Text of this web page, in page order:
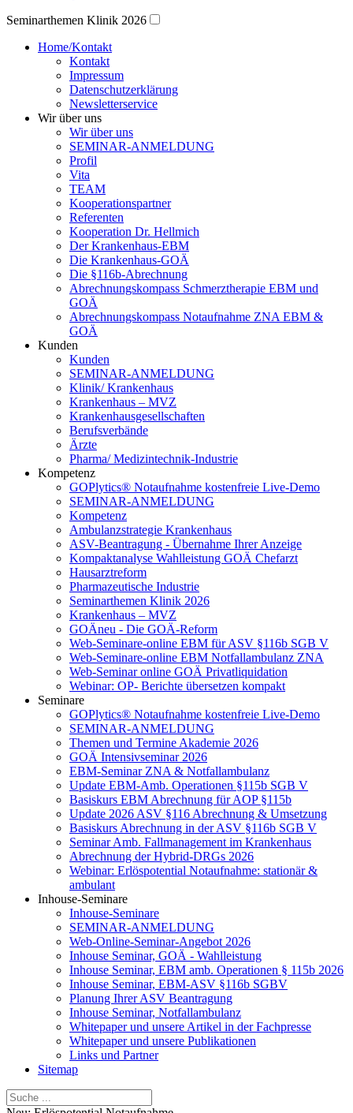
Seminarthemen Klinik 2026
Home/Kontakt
Kontakt
Impressum
Datenschutzerklärung
Newsletterservice
Wir über uns
Wir über uns
SEMINAR-ANMELDUNG
Profil
Vita
TEAM
Kooperationspartner
Referenten
Kooperation Dr. Hellmich
Der Krankenhaus-EBM
Die Krankenhaus-GOÄ
Die §116b-Abrechnung
Abrechnungskompass Schmerztherapie EBM und
GOÄ
Abrechnungskompass Notaufnahme ZNA EBM &
GOÄ
Kunden
Kunden
SEMINAR-ANMELDUNG
Klinik/ Krankenhaus
Krankenhaus – MVZ
Krankenhausgesellschaften
Berufsverbände
Ärzte
Pharma/ Medizintechnik-Industrie
Kompetenz
GOPlytics® Notaufnahme kostenfreie Live-Demo
SEMINAR-ANMELDUNG
Kompetenz
Ambulanzstrategie Krankenhaus
ASV-Beantragung - Übernahme Ihrer Anzeige
Kompaktanalyse Wahlleistung GOÄ Chefarzt
Hausarztreform
Pharmazeutische Industrie
Seminarthemen Klinik 2026
Krankenhaus – MVZ
GOÄneu - Die GOÄ-Reform
Web-Seminare-online EBM für ASV §116b SGB V
Web-Seminare-online EBM Notfallambulanz ZNA
Web-Seminar online GOÄ Privatliquidation
Webinar: OP- Berichte übersetzen kompakt
Seminare
GOPlytics® Notaufnahme kostenfreie Live-Demo
SEMINAR-ANMELDUNG
Themen und Termine Akademie 2026
GOÄ Intensivseminar 2026
EBM-Seminar ZNA & Notfallambulanz
Update EBM-Amb. Operationen §115b SGB V
Basiskurs EBM Abrechnung für AOP §115b
Update 2026 ASV §116 Abrechnung & Umsetzung
Basiskurs Abrechnung in der ASV §116b SGB V
Seminar Amb. Fallmanagement im Krankenhaus
Abrechnung der Hybrid-DRGs 2026
Webinar: Erlöspotential Notaufnahme: stationär &
ambulant
Inhouse-Seminare
Inhouse-Seminare
SEMINAR-ANMELDUNG
Web-Online-Seminar-Angebot 2026
Inhouse Seminar, GOÄ - Wahlleistung
Inhouse Seminar, EBM amb. Operationen § 115b 2026
Inhouse Seminar, EBM-ASV §116b SGBV
Planung Ihrer ASV Beantragung
Inhouse Seminar, Notfallambulanz
Whitepaper und unsere Artikel in der Fachpresse
Whitepaper und unsere Publikationen
Links und Partner
Sitemap